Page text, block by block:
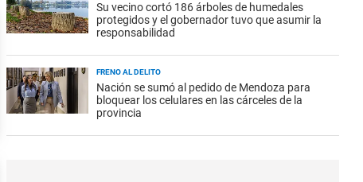
Su vecino cortó 186 árboles de humedales
protegidos y el gobernador tuvo que asumir la
responsabilidad
FRENO AL DELITO
Nación se sumó al pedido de Mendoza para
bloquear los celulares en las cárceles de la
provincia